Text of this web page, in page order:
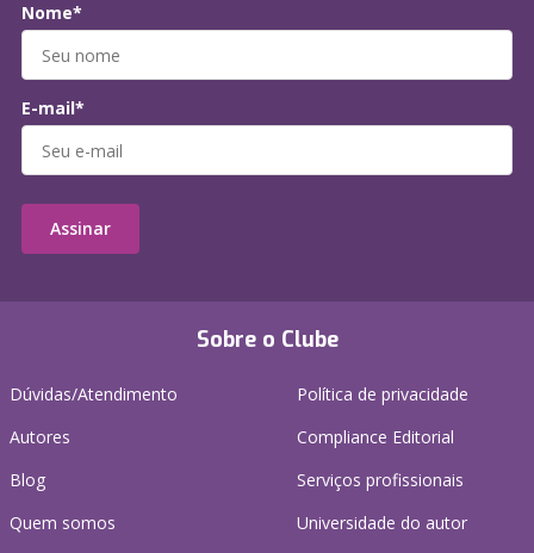
Sobre o Clube
Dúvidas/Atendimento
Autores
Blog
Quem somos
Política de privacidade
Compliance Editorial
Serviços profissionais
Universidade do autor
Nome*
E-mail*
Assinar